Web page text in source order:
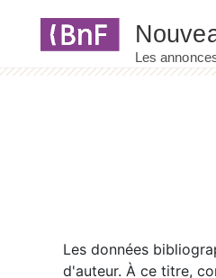
Les données
d'auteur. À ce titre,